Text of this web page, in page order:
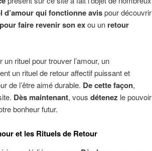
d’amour qui fonctionne avispour découvrir
faire revenir son exou un retour
rituel pour trouver l’amour, un
un rituel de retour affectif puissant et
de l’être aimé durable. De cette façon,
Dès maintenant, vous détenez le pouvoir
bonheur futur.
et les Rituels de Retour